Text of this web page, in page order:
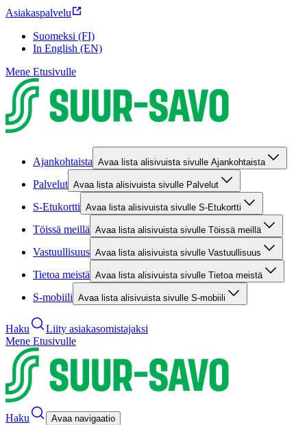
Asiakaspalvelu
Suomeksi (FI)
In English (EN)
Mene Etusivulle
Ajankohtaista Avaa lista alisivuista sivulle Ajankohtaista
Palvelut Avaa lista alisivuista sivulle Palvelut
S-Etukortti Avaa lista alisivuista sivulle S-Etukortti
Töissä meillä Avaa lista alisivuista sivulle Töissä meillä
Vastuullisuus Avaa lista alisivuista sivulle Vastuullisuus
Tietoa meistä Avaa lista alisivuista sivulle Tietoa meistä
S-mobiili Avaa lista alisivuista sivulle S-mobiili
Haku
Liity asiakasomistajaksi
Mene Etusivulle
Haku Avaa navigaatio